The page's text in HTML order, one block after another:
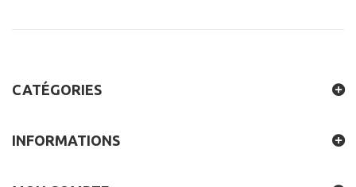
CATÉGORIES
INFORMATIONS